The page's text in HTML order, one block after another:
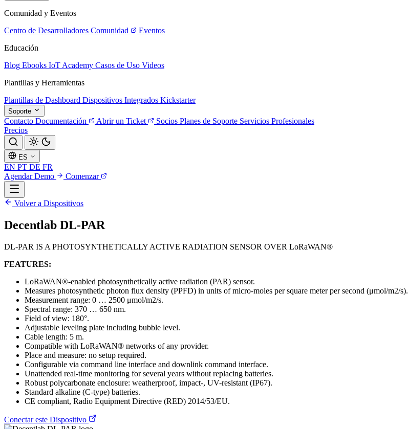
Comunidad y Eventos
Centro de Desarrolladores Comunidad
Eventos
Educación
Blog Ebooks IoT Academy Casos de Uso Videos
Plantillas y Herramientas
Plantillas de Dashboard Dispositivos Integrados Kickstarter
Soporte
Contacto Documentación Abrir un Ticket Socios Planes de Soporte Servicios Profesionales
Precios
ES
EN PT DE FR
Agendar Demo
Comenzar
Volver a Dispositivos
Decentlab DL-PAR
DL-PAR IS A PHOTOSYNTHETICALLY ACTIVE RADIATION SENSOR OVER LoRaWAN®
FEATURES:
LoRaWAN®-enabled photosynthetically active radiation (PAR) sensor.
Measures photosynthetic photon flux density (PPFD) in units of micro-moles per square meter per second (μmol/m2/s).
Measurement range: 0 … 2500 μmol/m2/s.
Spectral range: 370 … 650 nm.
Field of view: 180°.
Adjustable leveling plate including bubble level.
Cable length: 5 m.
Compatible with LoRaWAN® networks of any provider.
Place and measure: no setup required.
Configurable via command line interface and downlink command interface.
Unattended real-time monitoring for several years without replacing batteries.
Robust polycarbonate enclosure: weatherproof, impact-, UV-resistant (IP67).
Standard alkaline (C-type) batteries.
CE compliant, Radio Equipment Directive (RED) 2014/53/EU.
Conectar este Dispositivo